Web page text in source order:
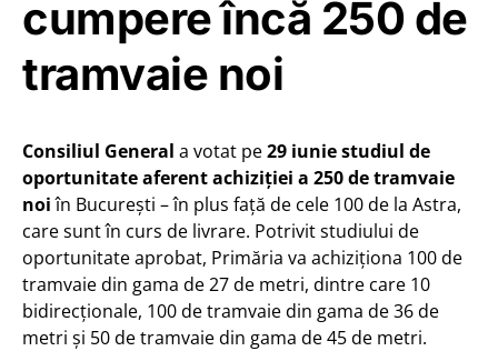
cumpere încă 250 de
tramvaie noi
Consiliul General a votat pe29 iunie studiul de
oportunitate aferent achiziției a 250 de tramvaie
noiîn București – în plus față de cele 100 de la Astra,
care sunt în curs de livrare. Potrivit studiului de
oportunitate aprobat, Primăria va achiziționa 100 de
tramvaie din gama de 27 de metri, dintre care 10
bidirecționale, 100 de tramvaie din gama de 36 de
metri și 50 de tramvaie din gama de 45 de metri.